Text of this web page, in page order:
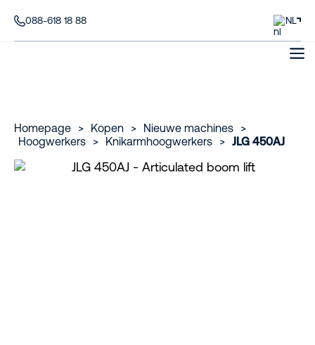
088-618 18 88 NL
Homepage > Kopen > Nieuwe machines
>
Hoogwerkers
> Knikarmhoogwerkers > JLG 450AJ